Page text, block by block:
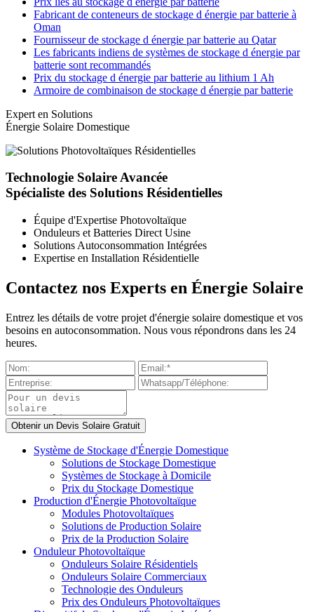
Fabricant de conteneurs de stockage d énergie par batterie à
Oman
Fournisseur de stockage d énergie par batterie au Qatar
Les fabricants indiens de systèmes de stockage d énergie par
batterie sont recommandés
Prix du stockage d énergie par batterie au lithium 1 Ah
Armoire de combinaison de stockage d énergie par batterie
Expert en Solutions
Énergie Solaire Domestique
Technologie Solaire Avancée
Spécialiste des Solutions Résidentielles
Équipe d'Expertise Photovoltaïque
Onduleurs et Batteries Direct Usine
Solutions Autoconsommation Intégrées
Expertise en Installation Résidentielle
Contactez nos Experts en Énergie Solaire
Entrez les détails de votre projet d'énergie solaire domestique et vos
besoins en autoconsommation. Nous vous répondrons dans les 24
heures.
Système de Stockage d'Énergie Domestique
Solutions de Stockage Domestique
Systèmes de Stockage à Domicile
Prix du Stockage Domestique
Production d'Énergie Photovoltaïque
Modules Photovoltaïques
Solutions de Production Solaire
Prix de la Production Solaire
Onduleur Photovoltaïque
Onduleurs Solaire Résidentiels
Onduleurs Solaire Commerciaux
Technologie des Onduleurs
Prix des Onduleurs Photovoltaïques